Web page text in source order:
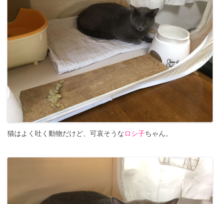
猫はよく吐く動物だけど、可哀そうな ロシ子ちゃん。